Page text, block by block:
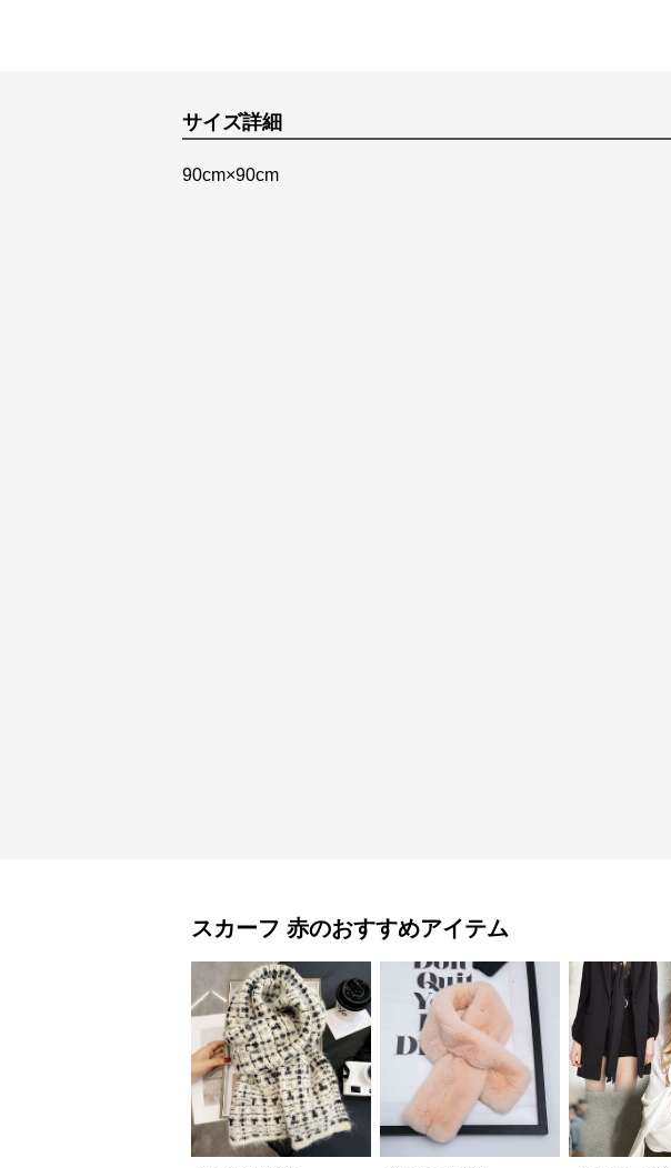
サイズ詳細
90cm×90cm
スカーフ 赤のおすすめアイテム